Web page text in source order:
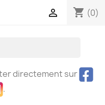
shopping_cart (0)

directement sur
.